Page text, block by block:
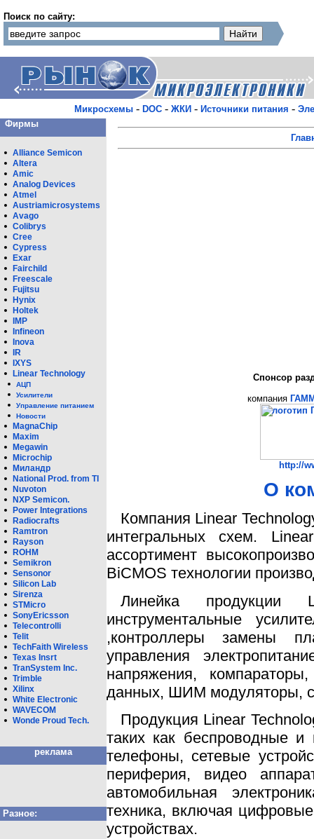
Поиск по сайту:
Микросхемы - DOC - ЖКИ - Источники питания -
Фирмы
Alliance Semicon
Altera
Amic
Analog Devices
Atmel
Austriamicrosystems
Avago
Colibrys
Cree
Cypress
Exar
Fairchild
Freescale
Fujitsu
Hynix
Holtek
IMP
Infineon
Inova
IR
IXYS
Linear Technology
АЦП
Усилители
Управление питанием
Новости
MagnaChip
Maxim
Megawin
Microchip
Миландр
National Prod. from TI
Nuvoton
NXP Semicon.
Power Integrations
Radiocrafts
Ramtron
Rayson
ROHM
Semikron
Sensonor
Silicon Lab
Sirenza
STMicro
SonyEricsson
Telecontrolli
Telit
TechFaith Wireless
Texas Insrt
TranSystem Inc.
Trimble
Xilinx
White Eleсtronic
WAVECOM
Wonde Proud Tech.
реклама
Разное:
Спонсор
компания
http://
О
Компания Linear
интегральных схем.
ассортимент
BiCMOS технологии
Линейка продукции
инструментальные
,контроллеры замены
управления
напряжения,
данных, ШИМ модуляторы,
Продукция Linear
таких как беспроводные и
телефоны, сетевые
периферия, видео
автомобильная
техника, включая
устройствах.